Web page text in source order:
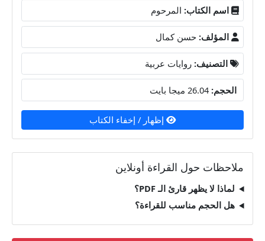
اسم الكتاب: المرحوم
المؤلف: حسن كمال
التصنيف: روايات عربية
الحجم:
إظهار / إخفاء الكتاب
ملاحظات حول القراءة أونلاين
لماذا لا يظهر قارئ الـ PDF؟
هل الحجم مناسب للقراءة؟